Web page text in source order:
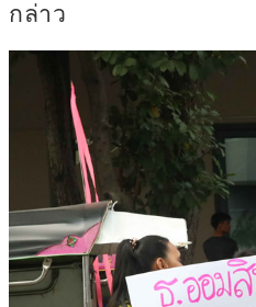
กล่าว